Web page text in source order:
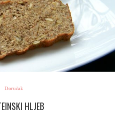
Doručak
HLJEB